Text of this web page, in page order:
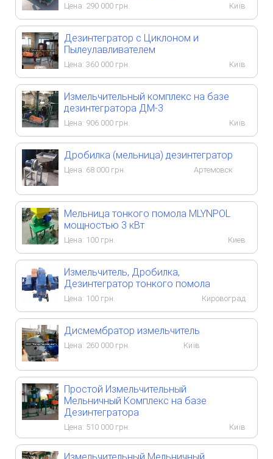
Цена: 290 000 грн. Київ
Дезинтегратор с Циклоном и
Пылеулавливателем
Цена: 360 000 грн. Київ
Измельчительный комплекс на базе
дезинтегратора ДМ-3
Цена: 906 000 грн. Київ
Дробилка (мельница) дезинтегратор
Цена: 68 000 грн. Артемовск
Мельница тонкого помола MLYNPOL
мощностью 3 кВт
Цена: 100 грн. Киев
Измельчитель, Дробилка,
Дезинтегратор тонкого помола
Цена: 100 грн. Кировоград
Дисмембратор измельчитель
Цена: 260 000 грн. Київ
Простой Измельчительный
Мельничный Комплекс на базе
Дезинтегратора
Цена: 510 000 грн. Київ